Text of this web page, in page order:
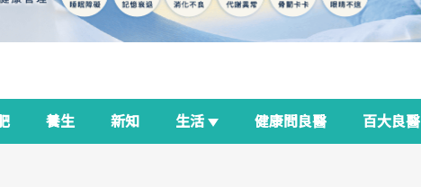
養生 新知 生活 健康問良醫 百大良醫